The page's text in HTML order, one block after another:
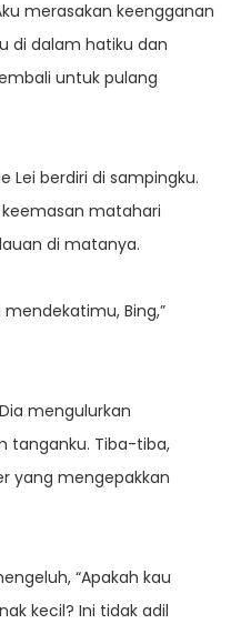
merasakan keengganan
di dalam hatiku dan
untuk pulang
Lei berdiri di sampingku.
matahari
di matanya.
Bing,”
mengulurkan
tanganku. Tiba-tiba,
yang mengepakkan
“Apakah kau
kecil? Ini tidak adil